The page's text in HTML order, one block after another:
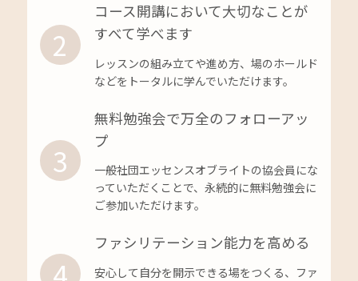
コース開講において大切なことが
すべて学べます
レッスンの組み立てや進め方、場のホールド
などをトータルに学んでいただけます。
2
無料勉強会で万全のフォローアッ
プ
一般社団エッセンスオブライトの協会員にな
っていただくことで、永続的に無料勉強会に
ご参加いただけます。
3
ファシリテーション能力を高める
安心して自分を開示できる場をつくる、ファ